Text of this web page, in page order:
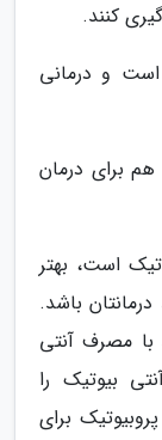
کنند.
و درمانی
برای درمان
است، بهتر
باشد.
با مصرف آنتی
بیوتیک را
برای